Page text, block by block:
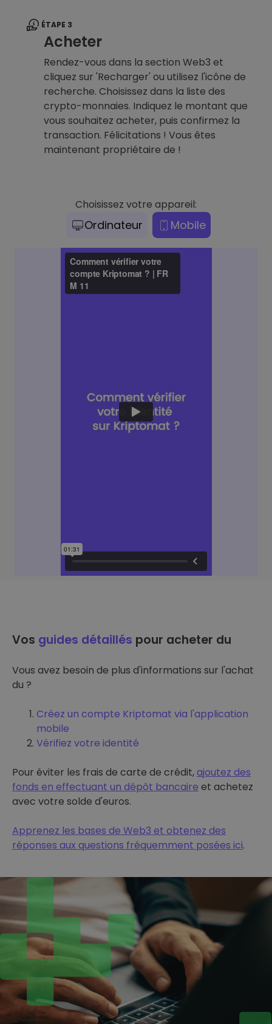
ÉTAPE 3
Acheter
Rendez-vous dans la section Web3 et
cliquez sur 'Recharger' ou utilisez l'icône de
recherche. Choisissez dans la liste des
crypto-monnaies. Indiquez le montant que
vous souhaitez acheter, puis confirmez la
transaction. Félicitations ! Vous êtes
maintenant propriétaire de !
Choisissez votre appareil:
Ordinateur Mobile
Vos guides détaillés pour acheter du
Vous avez besoin de plus d'informations sur l'achat
du ?
Créez un compte Kriptomat via l'application
mobile
Vérifiez votre identité
Pour éviter les frais de carte de crédit,ajoutez des
fonds en effectuant un dépôt bancaire et achetez
avec votre solde d'euros.
Apprenez les bases de Web3 et obtenez des
réponses aux questions fréquemment posées ici.